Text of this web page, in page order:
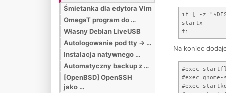
Śmietanka dla edytora Vim
OmegaT program do …
Własny Debian LiveUSB
Autologowanie pod tty -> …
Instalacja natywnego …
Automatyczny backup z …
[OpenBSD] OpenSSH
jako …
if [ -z
startx
Na koniec
#exec
#exec
#exec